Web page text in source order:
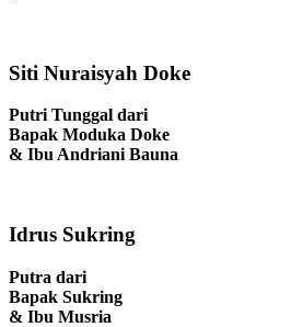
Siti Nuraisyah Doke
Putri Tunggal dari
Bapak Moduka Doke
& Ibu Andriani Bauna
Idrus Sukring
Putra dari
Bapak Sukring
& Ibu Musria